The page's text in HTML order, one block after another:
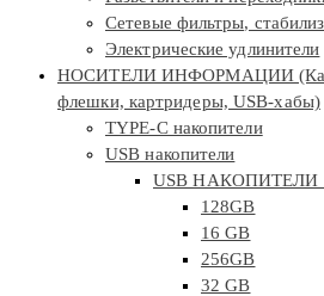
Сетевые фильтры,
Электрические удлинители
НОСИТЕЛИ ИНФОРМАЦИИ
флешки, картридеры, USB-хабы)
TYPE-C накопители
USB накопители
USB НАКОПИТЕЛИ
128GB
16 GB
256GB
32 GB